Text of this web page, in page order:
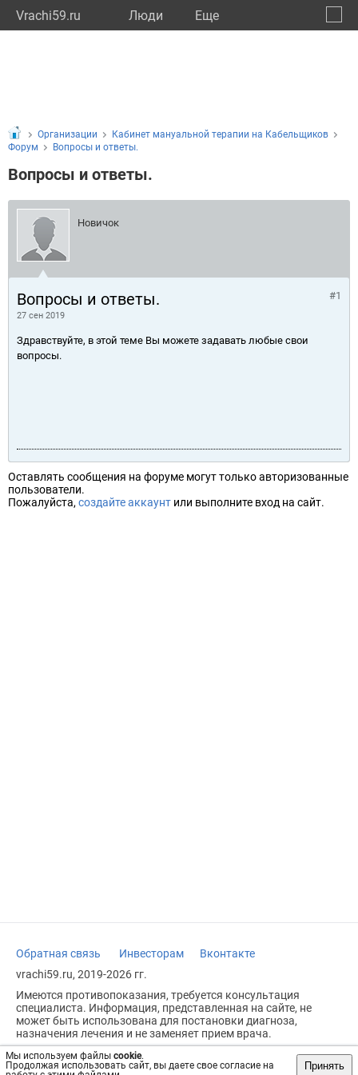
Vrachi59.ru Люди Eще
Мы используем файлы cookie.
Продолжая использовать сайт, вы даете свое согласие на
Принять
Организации
Кабинет мануальной терапии на Кабельщиков
Форум
Вопросы и ответы.
Вопросы и ответы.
Новичок
Вопросы и ответы.
27 сен 2019
#1
Здравствуйте, в этой теме Вы можете задавать любые свои
вопросы.
Оставлять сообщения на форуме могут только авторизованные
пользователи.
Пожалуйста, создайте аккаунт или выполните вход на сайт.
Обратная связь Инвесторам
Вконтакте
vrachi59.ru, 2019-2026 гг.
Имеются противопоказания, требуется консультация
специалиста. Информация, представленная на сайте, не
может быть использована для постановки диагноза,
назначения лечения и не заменяет прием врача.
Возрастное ограничение: 18+